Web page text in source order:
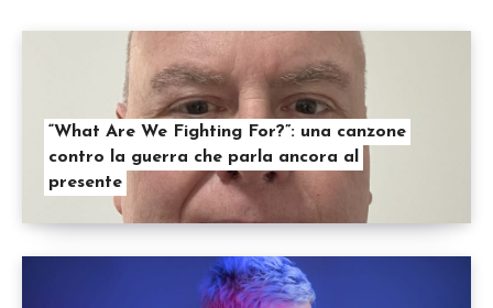
“What Are We Fighting For?”: una canzone
contro la guerra che parla ancora al
presente